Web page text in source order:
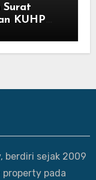
Surat
KUHP
berdiri sejak 2009
pada